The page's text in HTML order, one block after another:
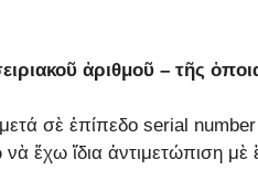
ἀριθμοῦ – τῆς
σὲ ἐπίπεδο serial number
ἔχω ἴδια ἀντιμετώπιση μὲ